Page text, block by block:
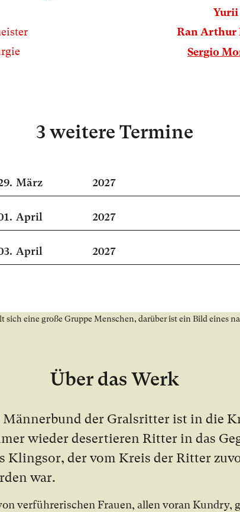
Ran Arthur
Sergio
3 weitere Termine
März 2027
April 2027
April 2027
Über das Werk
Män­ner­bund der Grals­rit­ter ist in die
wie­der de­ser­tie­ren Rit­ter in das
Kling­sor, der vom Kreis der Rit­ter
war.
ver­füh­re­ri­schen Frau­en, al­len vor­an Kun­dry,